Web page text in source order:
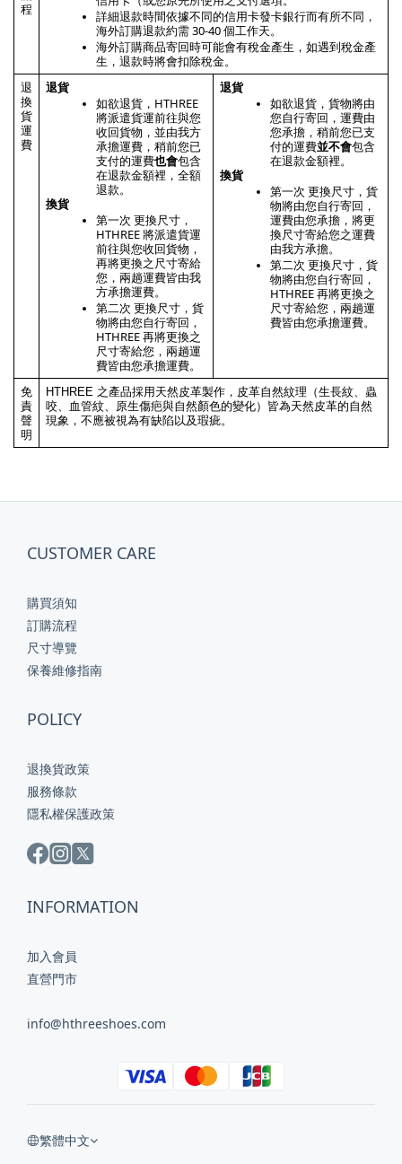
程
詳細退款時間依據不同的信用卡發卡銀行而有所不同，
海外訂購退款約需 30-40 個工作天。
海外訂購商品寄回時可能會有稅金產生，如遇到稅金產
生，退款時將會扣除稅金。
退
換
貨
運
費
退貨
如欲退貨，HTHREE
將派遣貨運前往與您
收回貨物，並由我方
承擔運費，稍前您已
支付的運費也會包含
在退款金額裡，全額
退款。
換貨
第一次 更換尺寸，
HTHREE 將派遣貨運
前往與您收回貨物，
再將更換之尺寸寄給
您，兩趟運費皆由我
方承擔運費。
第二次 更換尺寸，貨
物將由您自行寄回，
HTHREE 再將更換之
尺寸寄給您，兩趟運
費皆由您承擔運費。
退貨
如欲退貨，貨物將由
您自行寄回，運費由
您承擔，稍前您已支
付的運費並不會包含
在退款金額裡。
換貨
第一次 更換尺寸，貨
物將由您自行寄回，
運費由您承擔，將更
換尺寸寄給您之運費
由我方承擔。
第二次 更換尺寸，貨
物將由您自行寄回，
HTHREE 再將更換之
尺寸寄給您，兩趟運
費皆由您承擔運費。
免
責
聲
明
HTHREE 之產品採用天然皮革製作，皮革自然紋理（生長紋、蟲
咬、血管紋、原生傷疤與自然顏色的變化）皆為天然皮革的自然
現象，不應被視為有缺陷以及瑕疵。
CUSTOMER CARE
購買須知
訂購流程
尺寸導覽
保養維修指南
POLICY
退換貨政策
服務條款
隱私權保護政策
INFORMATION
加入會員
直營門市
info@hthreeshoes.com
繁體中文